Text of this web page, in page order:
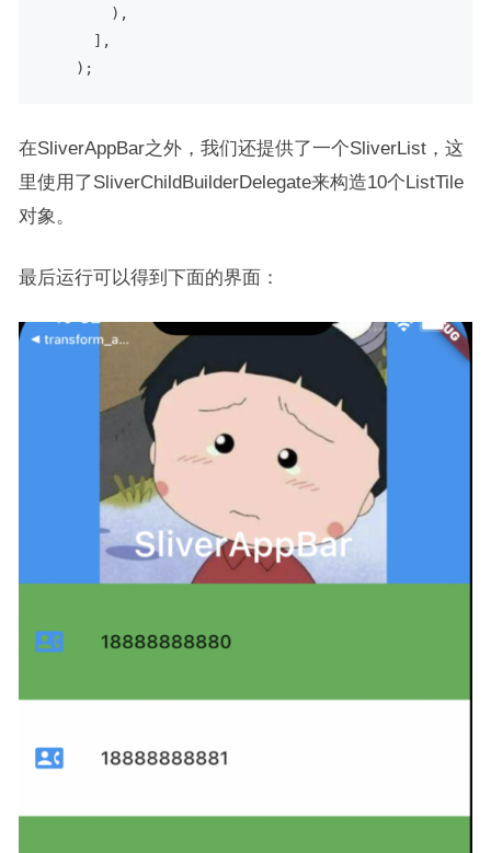
在SliverAppBar之外，我们还提供了一个SliverList，这
里使用了SliverChildBuilderDelegate来构造10个ListTile
对象。
最后运行可以得到下面的界面：